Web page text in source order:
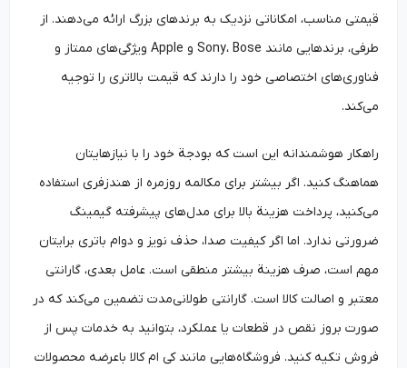
قیمتی مناسب، امکاناتی نزدیک به برندهای بزرگ ارائه می‌دهند. از
طرفی، برندهایی مانند Sony، Bose و Apple ویژگی‌های ممتاز و
فناوری‌های اختصاصی خود را دارند که قیمت بالاتری را توجیه
می‌کند.
راهکار هوشمندانه این است که بودجة خود را با نیازهایتان
هماهنگ کنید. اگر بیشتر برای مکالمه روزمره از هندزفری استفاده
می‌کنید، پرداخت هزینة بالا برای مدل‌های پیشرفته‌ گیمینگ
ضرورتی ندارد. اما اگر کیفیت صدا، حذف نویز و دوام باتری برایتان
مهم است، صرف هزینة بیشتر منطقی است. عامل بعدی، گارانتی
معتبر و اصالت کالا است. گارانتی طولانی‌مدت تضمین می‌کند که در
صورت بروز نقص در قطعات یا عملکرد، بتوانید به خدمات پس از
فروش تکیه کنید. فروشگاه‌هایی مانند کی ام کالا باعرضه محصولات